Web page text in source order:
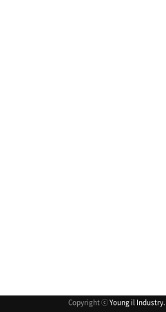
Copyright ⓒYoung il Industry.